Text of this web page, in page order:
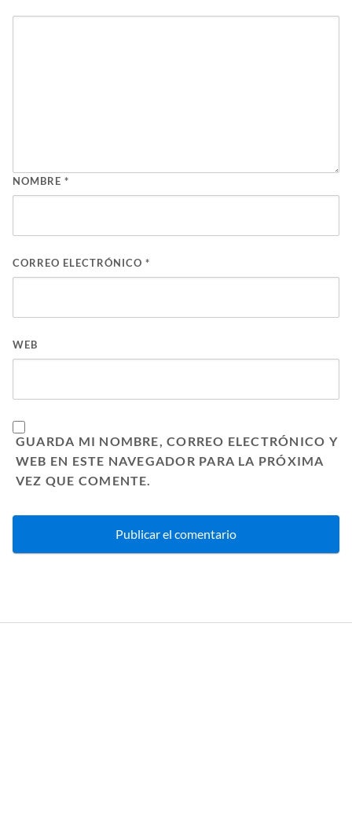
NOMBRE *
CORREO ELECTRÓNICO *
WEB
GUARDA MI NOMBRE, CORREO ELECTRÓNICO Y
WEB EN ESTE NAVEGADOR PARA LA PRÓXIMA
VEZ QUE COMENTE.